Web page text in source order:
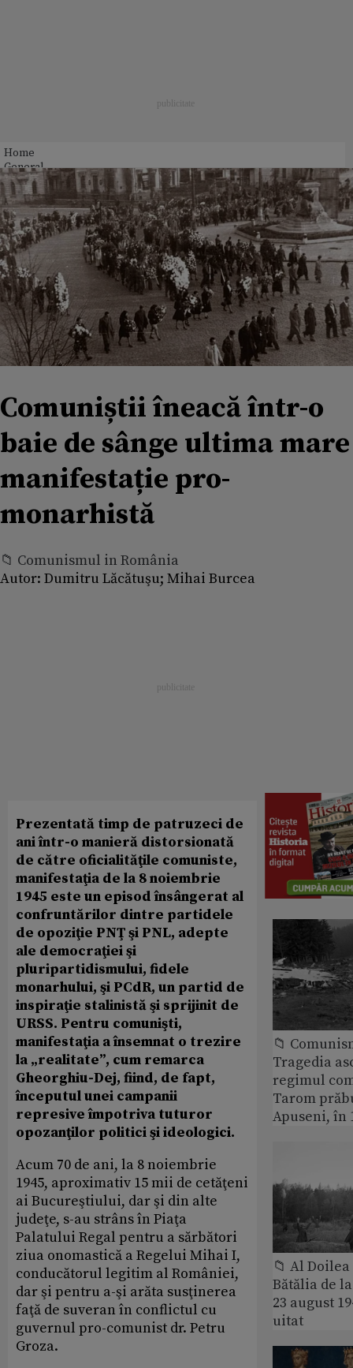
Home
General
Comuniștii îneacă într-o
baie de sânge ultima mare
manifestație pro-
monarhistă
📁 Comunismul in România
Autor: Dumitru Lăcătuşu; Mihai Burcea
Prezentată timp de patruzeci de
ani într-o manieră distorsionată
de către oficialităţile comuniste,
manifestaţia de la 8 noiembrie
1945 este un episod însângerat al
confruntărilor dintre partidele
de opoziţie PNŢ şi PNL, adepte
ale democraţiei şi
pluripartidismului, fidele
monarhului, şi PCdR, un partid de
inspiraţie stalinistă şi sprijinit de
URSS. Pentru comunişti,
manifestaţia a însemnat o trezire
la „realitate”, cum remarca
Gheorghiu-Dej, fiind, de fapt,
începutul unei campanii
represive împotriva tuturor
opozanţilor politici şi ideologici.
Acum 70 de ani, la 8 noiembrie
1945, aproximativ 15 mii de cetăţeni
ai Bucureştiului, dar şi din alte
judeţe, s-au strâns în Piaţa
Palatului Regal pentru a sărbători
ziua onomastică a Regelui Mihai I,
conducătorul legitim al României,
dar şi pentru a-şi arăta susţinerea
faţă de suveran în conflictul cu
guvernul pro-comunist dr. Petru
Groza.
📁
Tragedia
regimul
Tarom
Apuseni, în
📁 Al
Bătălia de
23 august
uitat